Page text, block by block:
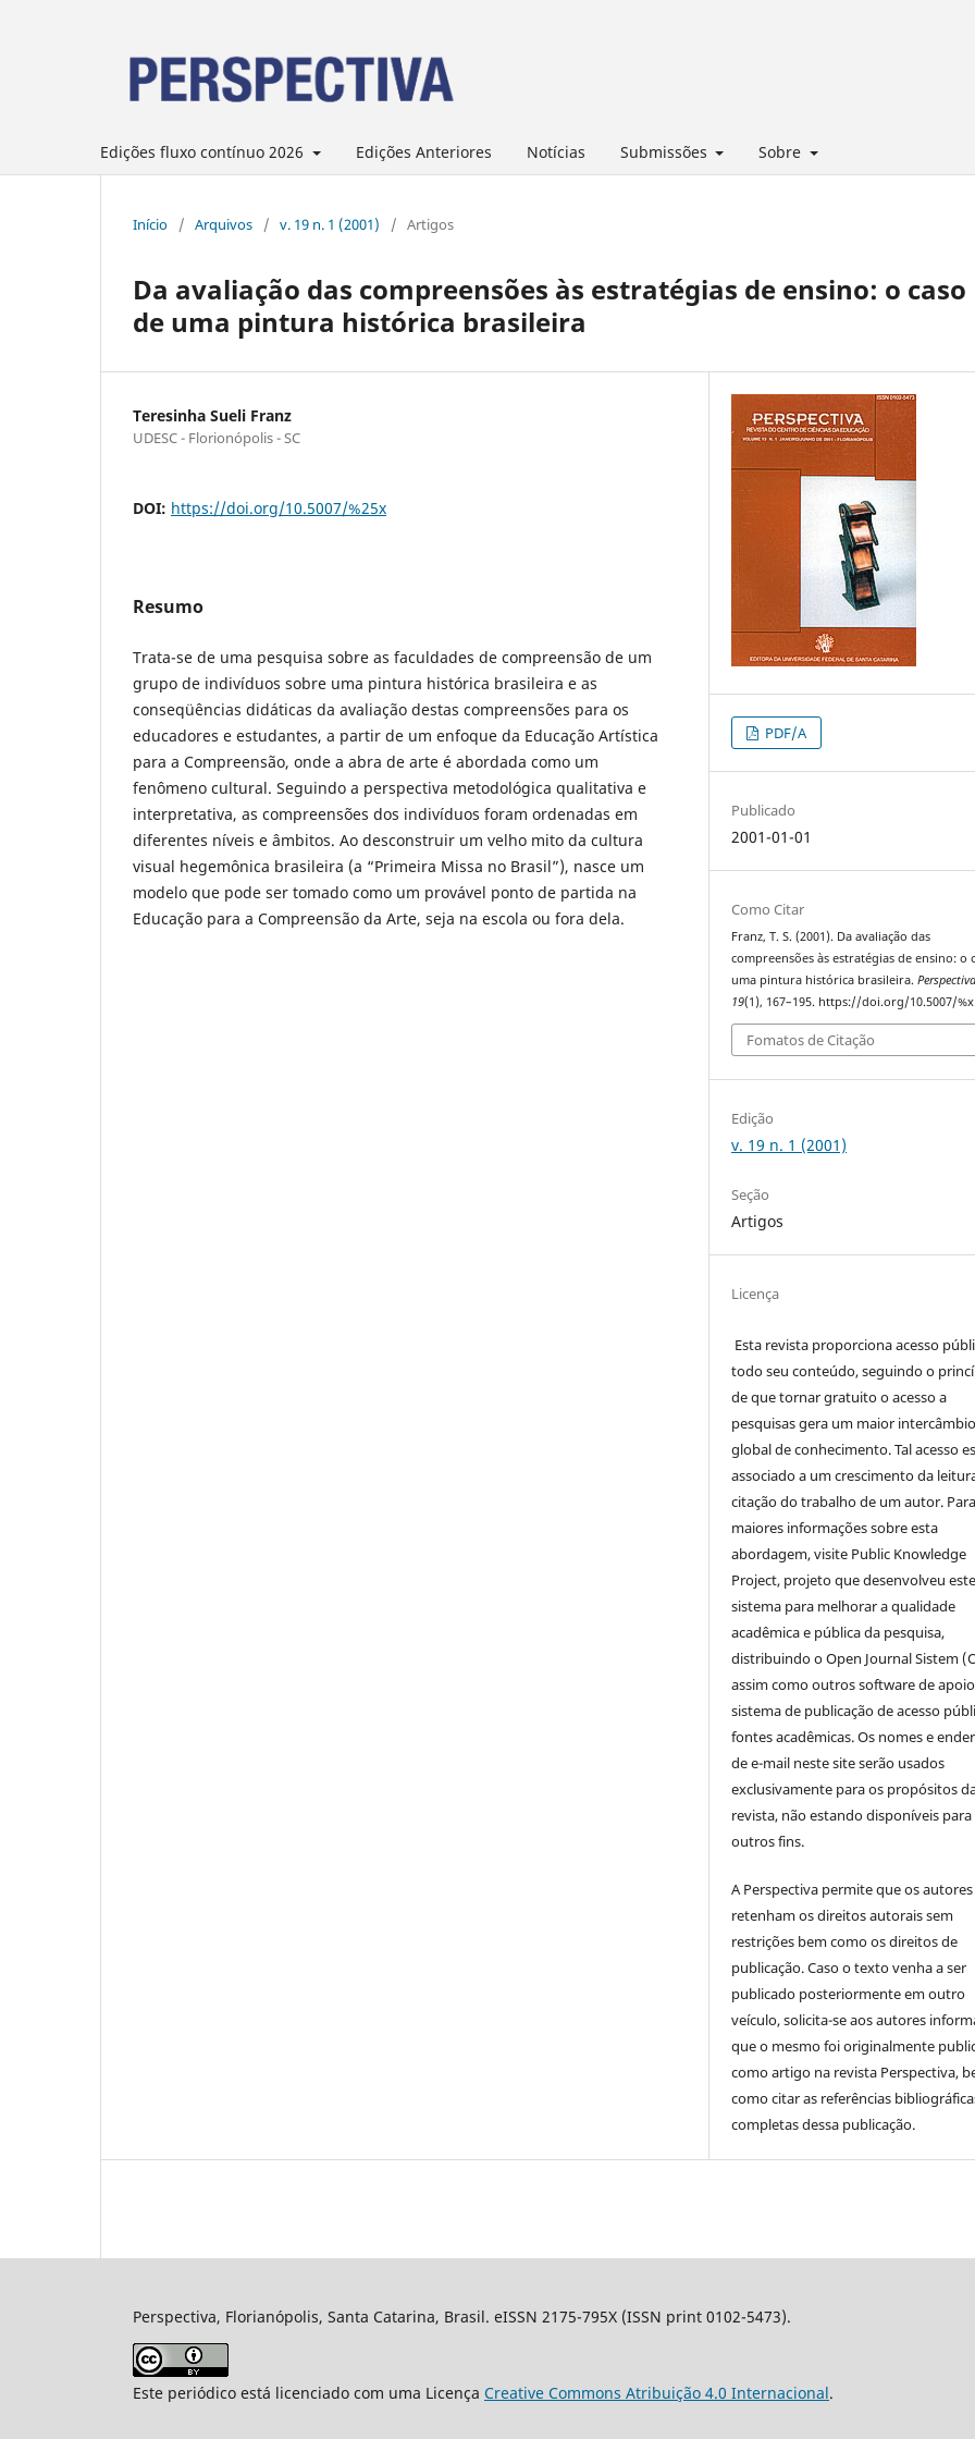
Edições fluxo contínuo 2026 Edições Anteriores Notícias Submissões Sobre
Início / Arquivos / v. 19 n. 1 (2001) / Artigos
Da avaliação das compreensões às estratégias de ensino: o caso
de uma pintura histórica brasileira
Teresinha Sueli Franz
UDESC - Florionópolis - SC
DOI: https://doi.org/10.5007/%25x
Resumo
Trata-se de uma pesquisa sobre as faculdades de compreensão de um
grupo de indivíduos sobre uma pintura histórica brasileira e as
conseqüências didáticas da avaliação destas compreensões para os
educadores e estudantes, a partir de um enfoque da Educação Artística
para a Compreensão, onde a abra de arte é abordada como um
fenômeno cultural. Seguindo a perspectiva metodológica qualitativa e
interpretativa, as compreensões dos indivíduos foram ordenadas em
diferentes níveis e âmbitos. Ao desconstruir um velho mito da cultura
visual hegemônica brasileira (a “Primeira Missa no Brasil”), nasce um
modelo que pode ser tomado como um provável ponto de partida na
Educação para a Compreensão da Arte, seja na escola ou fora dela.
PDF/A
Publicado
2001-01-01
Como Citar
Franz, T. S. (2001). Da avaliação das
compreensões às estratégias de ensino: o
uma pintura histórica brasileira.
19(1), 167–195. https://doi.org/10.5007/%x
Fomatos de Citação
Edição
v. 19 n. 1 (2001)
Seção
Artigos
Licença
Esta revista proporciona acesso
todo seu conteúdo, seguindo o
de que tornar gratuito o acesso a
pesquisas gera um maior intercâmbio
global de conhecimento. Tal acesso
associado a um crescimento da
citação do trabalho de um autor. Para
maiores informações sobre esta
abordagem, visite Public Knowledge
Project, projeto que desenvolveu este
sistema para melhorar a qualidade
acadêmica e pública da pesquisa,
distribuindo o Open Journal Sistem
assim como outros software de
sistema de publicação de acesso
fontes acadêmicas. Os nomes e
de e-mail neste site serão usados
exclusivamente para os propósitos
revista, não estando disponíveis para
outros fins.
A Perspectiva permite que os autores
retenham os direitos autorais sem
restrições bem como os direitos de
publicação. Caso o texto venha a ser
publicado posteriormente em outro
veículo, solicita-se aos autores
que o mesmo foi originalmente
como artigo na revista Perspectiva,
como citar as referências
completas dessa publicação.
Perspectiva, Florianópolis, Santa Catarina, Brasil. eISSN 2175-795X (ISSN print 0102-5473).
Este periódico está licenciado com uma Licença Creative Commons Atribuição 4.0 Internacional.